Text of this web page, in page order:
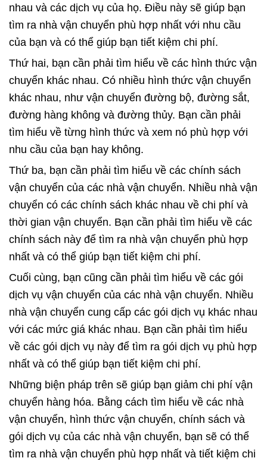
nhau và các dịch vụ của họ. Điều này sẽ giúp bạn
tìm ra nhà vận chuyển phù hợp nhất với nhu cầu
của bạn và có thể giúp bạn tiết kiệm chi phí.
Thứ hai, bạn cần phải tìm hiểu về các hình thức vận
chuyển khác nhau. Có nhiều hình thức vận chuyển
khác nhau, như vận chuyển đường bộ, đường sắt,
đường hàng không và đường thủy. Bạn cần phải
tìm hiểu về từng hình thức và xem nó phù hợp với
nhu cầu của bạn hay không.
Thứ ba, bạn cần phải tìm hiểu về các chính sách
vận chuyển của các nhà vận chuyển. Nhiều nhà vận
chuyển có các chính sách khác nhau về chi phí và
thời gian vận chuyển. Bạn cần phải tìm hiểu về các
chính sách này để tìm ra nhà vận chuyển phù hợp
nhất và có thể giúp bạn tiết kiệm chi phí.
Cuối cùng, bạn cũng cần phải tìm hiểu về các gói
dịch vụ vận chuyển của các nhà vận chuyển. Nhiều
nhà vận chuyển cung cấp các gói dịch vụ khác nhau
với các mức giá khác nhau. Bạn cần phải tìm hiểu
về các gói dịch vụ này để tìm ra gói dịch vụ phù hợp
nhất và có thể giúp bạn tiết kiệm chi phí.
Những biện pháp trên sẽ giúp bạn giảm chi phí vận
chuyển hàng hóa. Bằng cách tìm hiểu về các nhà
vận chuyển, hình thức vận chuyển, chính sách và
gói dịch vụ của các nhà vận chuyển, bạn sẽ có thể
tìm ra nhà vận chuyển phù hợp nhất và tiết kiệm chi